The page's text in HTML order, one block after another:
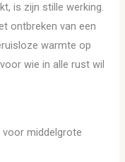
is zijn stille werking.
ontbreken van een
warmte op
wie in alle rust wil
middelgrote